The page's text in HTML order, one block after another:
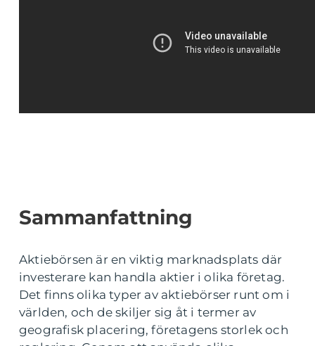
Sammanfattning
Aktiebörsen är en viktig marknadsplats där
investerare kan handla aktier i olika företag.
Det finns olika typer av aktiebörser runt om i
världen, och de skiljer sig åt i termer av
geografisk placering, företagens storlek och